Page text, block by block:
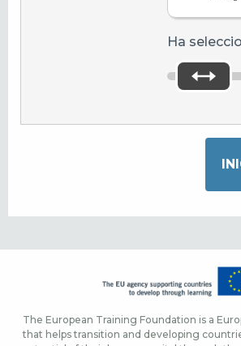
Ha
The European Training Foundation is a
that helps transition and developing